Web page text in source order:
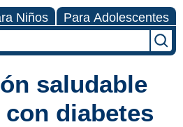
Niños Para Adolescentes
saludable
diabetes